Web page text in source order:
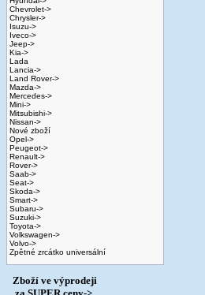
Chevrolet->
Chrysler->
Isuzu->
Iveco->
Jeep->
Kia->
Lada
Lancia->
Land Rover->
Mazda->
Mercedes->
Mini->
Mitsubishi->
Nissan->
Nové zboží
Opel->
Peugeot->
Renault->
Rover->
Saab->
Seat->
Skoda->
Smart->
Subaru->
Suzuki->
Toyota->
Volkswagen->
Volvo->
Zpětné zrcátko universální
Zboží ve výprodeji